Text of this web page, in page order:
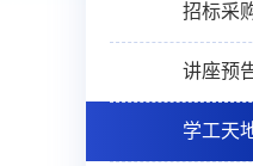
招标采
讲座预
学工天